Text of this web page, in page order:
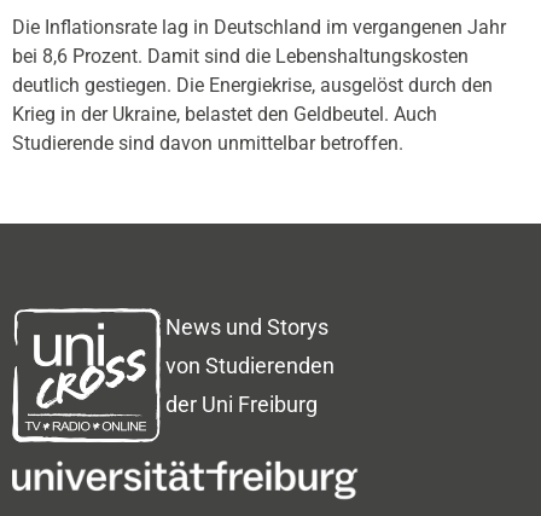
Die Inflationsrate lag in Deutschland im vergangenen Jahr
bei 8,6 Prozent. Damit sind die Lebenshaltungskosten
deutlich gestiegen. Die Energiekrise, ausgelöst durch den
Krieg in der Ukraine, belastet den Geldbeutel. Auch
Studierende sind davon unmittelbar betroffen.
News und Storys
von Studierenden
der Uni Freiburg